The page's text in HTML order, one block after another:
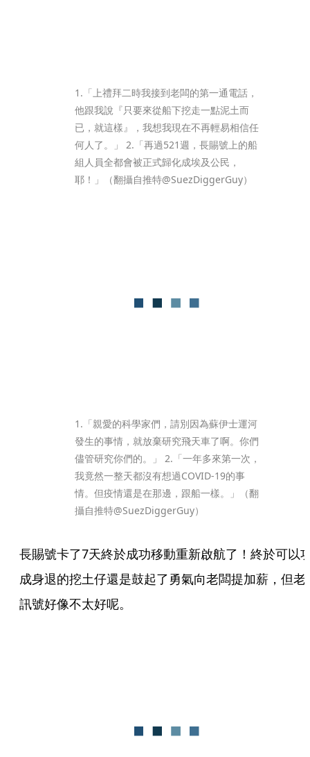
1.「上禮拜二時我接到老闆的第一通電話，
他跟我說『只要來從船下挖走一點泥土而
已，就這樣』，我想我現在不再輕易相信任
何人了。」 2.「再過521週，長賜號上的船
組人員全都會被正式歸化成埃及公民，
耶！」（翻攝自推特@SuezDiggerGuy）
1.「親愛的科學家們，請別因為蘇伊士運河
發生的事情，就放棄研究飛天車了啊。你們
儘管研究你們的。」 2.「一年多來第一次，
我竟然一整天都沒有想過COVID-19的事
情。但疫情還是在那邊，跟船一樣。」（翻
攝自推特@SuezDiggerGuy）
長賜號卡了7天終於成功移動重新啟航了！終於可以
成身退的挖土仔還是鼓起了勇氣向老闆提加薪，但老
訊號好像不太好呢。